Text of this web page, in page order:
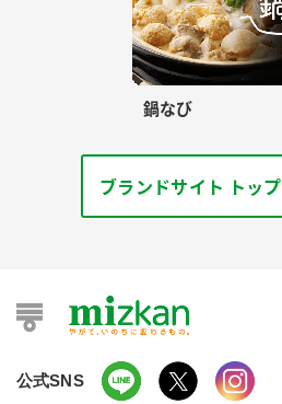
鍋なび
ブランドサイト トップ
公式SNS